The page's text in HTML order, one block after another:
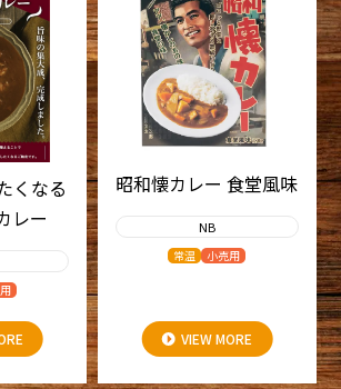
くなる
レー
昭和懐カレー 食堂風味
NB
常温 小売用
VIEW MORE